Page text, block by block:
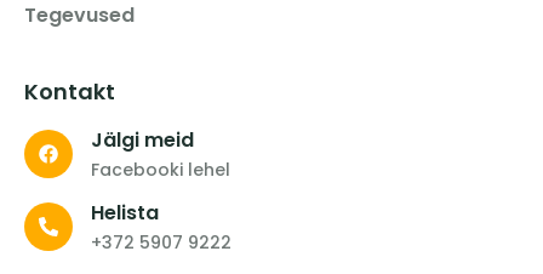
Tegevused
Kontakt
Jälgi meid
Facebooki lehel
Helista
+372 5907 9222